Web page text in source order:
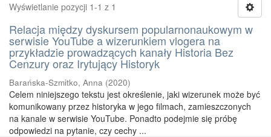
Wyświetlanie pozycji 1-1 z 1
Relacja między dyskursem popularnonaukowym w
serwisie YouTube a wizerunkiem vlogera na
przykładzie prowadzących kanały Historia Bez
Cenzury oraz Irytujący Historyk
Barańska-Szmitko, Anna (2020)
Celem niniejszego tekstu jest określenie, jaki wizerunek może być
komunikowany przez historyka w jego filmach, zamieszczonych
na kanale w serwisie YouTube. Ponadto podejmie się próbę
odpowiedzi na pytanie, czy cechy ...